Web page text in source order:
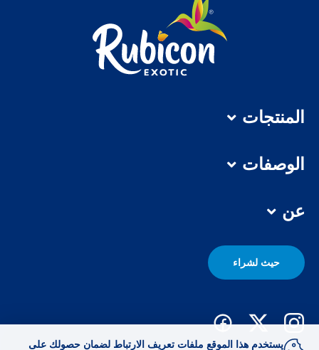
المنتجات
الوصفات
عن
حيث لشراء
يستخدم هذا الموقع ملفات تعريف الارتباط لضمان حصولك على